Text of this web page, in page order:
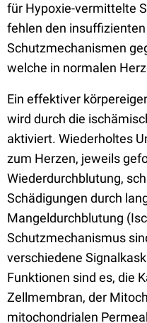
für Hypoxie-vermittelte
fehlen den
Schutzmechanismen
welche in normalen
Ein effektiver
wird durch die
aktiviert. Wiederholtes
zum Herzen, jeweils
Wiederdurchblutung,
Schädigungen durch
Mangeldurchblutung
Schutzmechanismus
verschiedene
Funktionen sind es, die
Zellmembran, der
mitochondrialen